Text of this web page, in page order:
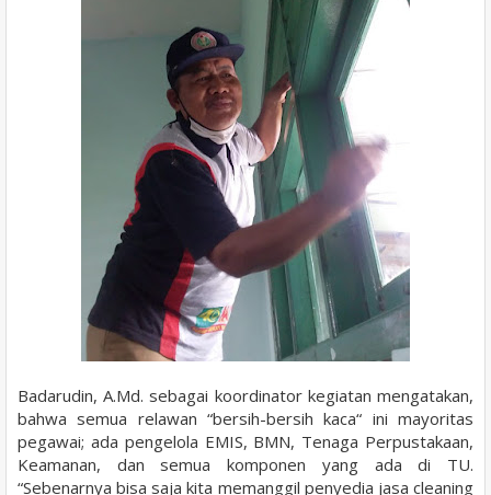
Badarudin, A.Md. sebagai koordinator kegiatan mengatakan,
bahwa semua relawan “bersih-bersih kaca“ ini mayoritas
pegawai; ada pengelola EMIS, BMN, Tenaga Perpustakaan,
Keamanan, dan semua komponen yang ada di TU.
“Sebenarnya bisa saja kita memanggil penyedia jasa cleaning